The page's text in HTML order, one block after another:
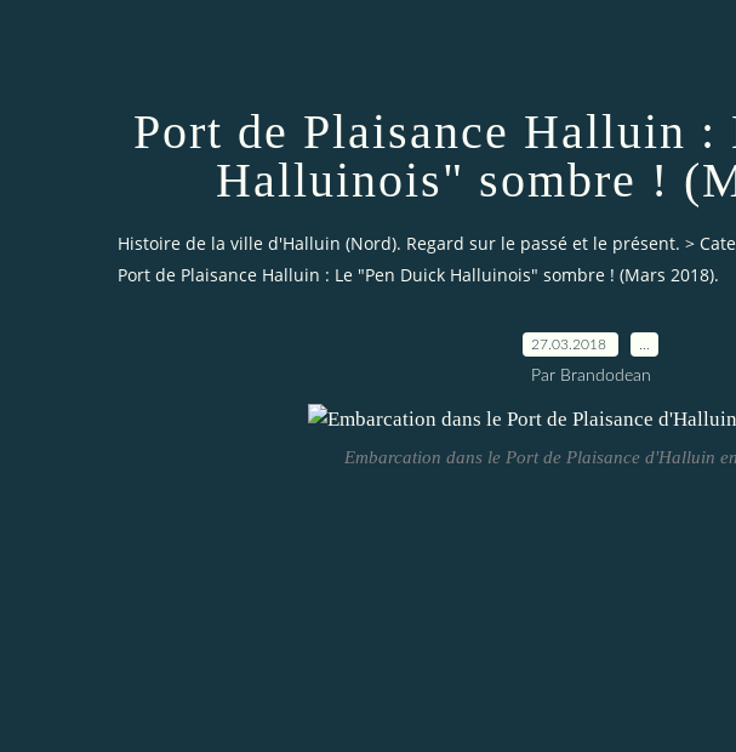
Port de Plaisance Halluin
Halluinois" sombre !
Histoire de la ville d'Halluin (Nord). Regard sur le passé et le présent. >
Port de Plaisance Halluin : Le "Pen Duick Halluinois" sombre ! (Mars 2018).
27.03.2018
Par Brandodean
Embarcation dans le Port de Plaisance d'Halluin